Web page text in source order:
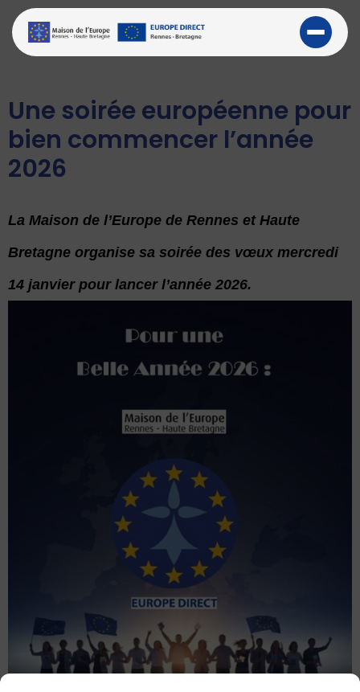
Une soirée européenne pour
bien commencer l’année
2026
La Maison de l’Europe de Rennes et Haute
Bretagne organise sa soirée des vœux mercredi
14 janvier pour lancer l’année 2026.